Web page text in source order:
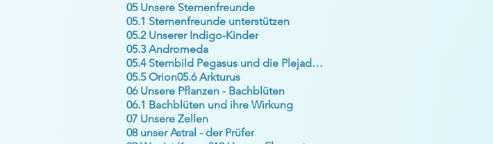
05 Unsere Sternenfreunde
05.1 Sternenfreunde unterstützen
05.2 Unserer Indigo-Kinder
05.3 Andromeda
05.4 Sternbild Pegasus und die Plejaden
05.5 Orion05.6 Arkturus
06 Unsere Pflanzen - Bachblüten
06.1 Bachblüten und ihre Wirkung
07 Unsere Zellen
08 unser Astral - der Prüfer